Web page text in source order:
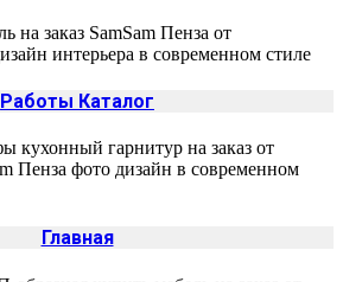
Работы Каталог
Главная